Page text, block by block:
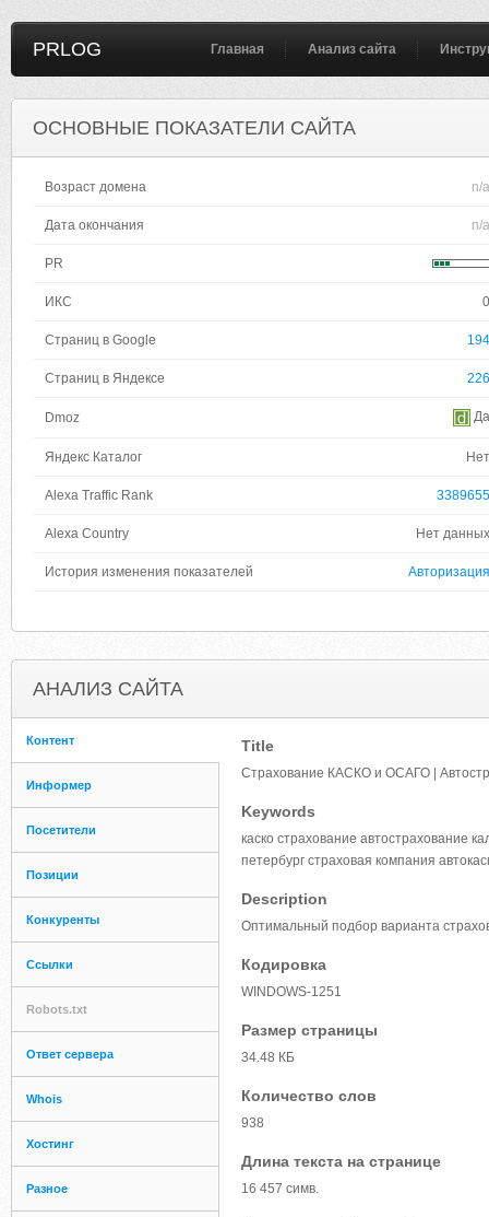
PRLOG Главная Анализ сайта
ОСНОВНЫЕ ПОКАЗАТЕЛИ САЙТА
Возраст домена n/a
Дата окончания n/a
PR
ИКС 0
Страниц в Google 194
Страниц в Яндексе 226
Dmoz Да
Яндекс Каталог Нет
Alexa Traffic Rank 3389655
Alexa Country Нет данных
История изменения показателей Авторизация
АНАЛИЗ САЙТА
Контент
Информер
Посетители
Позиции
Конкуренты
Ссылки
Robots.txt
Ответ сервера
Whois
Хостинг
Разное
Title
Страхование КАСКО и ОСАГО |
Keywords
каско страхование автострахование
петербург страховая компания
Description
Оптимальный подбор варианта
Кодировка
WINDOWS-1251
Размер страницы
34.48 КБ
Количество слов
938
Длина текста на странице
16 457 симв.